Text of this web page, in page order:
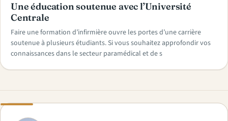
Une éducation soutenue avec l’Université
Centrale
Faire une formation d’infirmière ouvre les portes d’une carrière
soutenue à plusieurs étudiants. Si vous souhaitez approfondir vos
connaissances dans le secteur paramédical et de s